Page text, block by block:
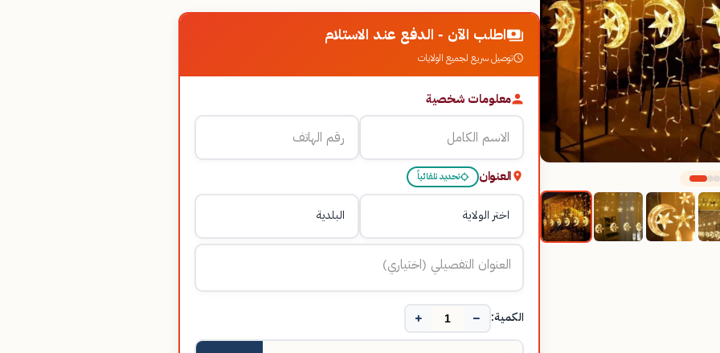
اطلب الآن - الدفع عند الاستلام
توصيل سريع لجميع الولايات
معلومات شخصية
العنوان تحديد تلقائياً
الكمية: −
+